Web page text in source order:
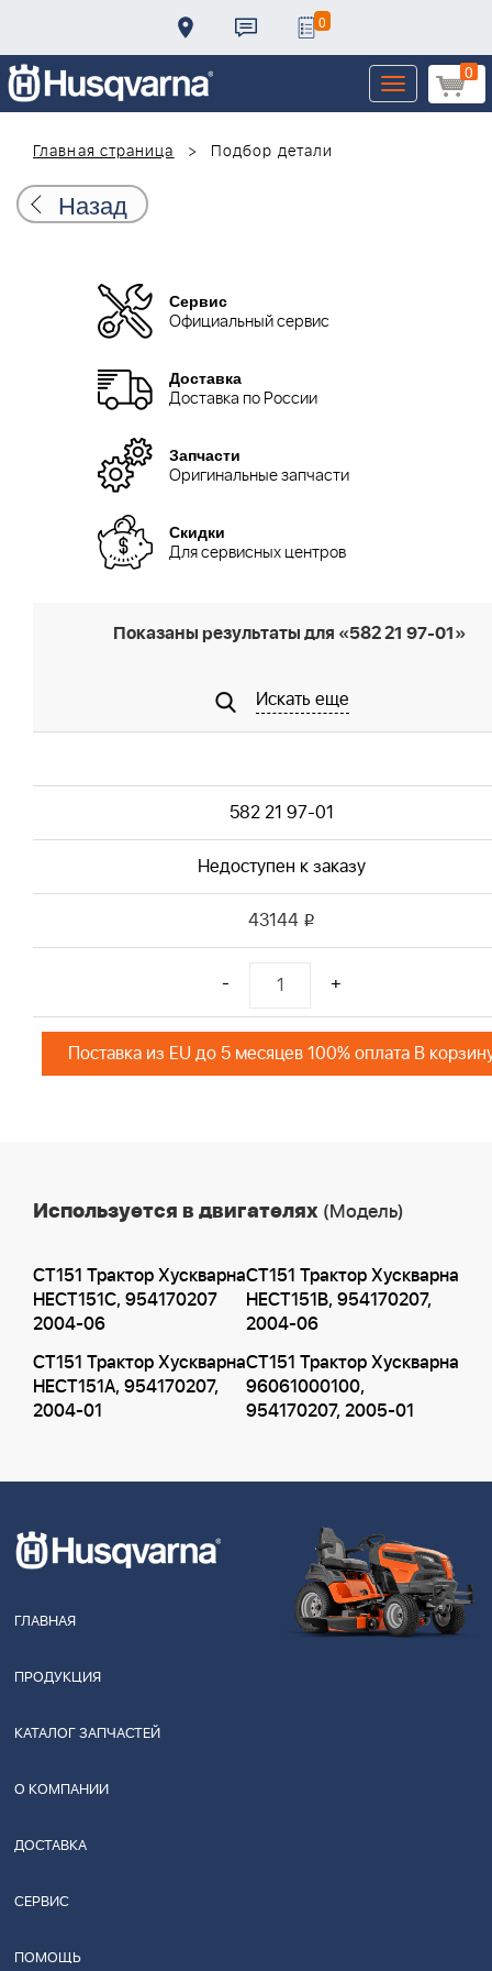
0
0
Toggle
navigation
Главная страница
Подбор детали
Назад
Сервис
Официальный сервис
Доставка
Доставка по России
Запчасти
Оригинальные запчасти
Скидки
Для сервисных центров
Показаны результаты для «582 21 97-01»
Искать еще
582 21 97-01
Недоступен к заказу
43144 i
- +
Поставка из EU до 5 месяцев 100% оплата В
Используется в двигателях (Модель)
CT151 Трактор Хускварна
HECT151C, 954170207
2004-06
CT151 Трактор Хускварна
HECT151B, 954170207,
2004-06
CT151 Трактор Хускварна
HECT151A, 954170207,
2004-01
CT151 Трактор Хускварна
96061000100,
954170207, 2005-01
ГЛАВНАЯ
ПРОДУКЦИЯ
КАТАЛОГ ЗАПЧАСТЕЙ
О КОМПАНИИ
ДОСТАВКА
СЕРВИС
ПОМОЩЬ